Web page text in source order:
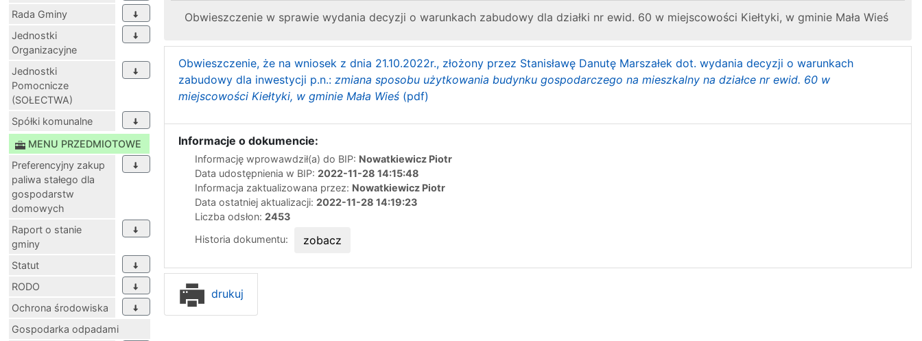
Rada Gminy
Jednostki
Organizacyjne
Jednostki
Pomocnicze
(SOŁECTWA)
Spółki komunalne
MENU PRZEDMIOTOWE
Preferencyjny zakup
paliwa stałego dla
gospodarstw
domowych
Raport o stanie
gminy
Statut
RODO
Ochrona środowiska
Gospodarka odpadami
Obwieszczenie w sprawie wydania decyzji o warunkach zabudowy dla działki nr ewid. 60 w miejscowości Kiełtyki, w gminie Mała Wieś
Obwieszczenie, że na wniosek z dnia 21.10.2022r., złożony przez Stanisławę Danutę Marszałek dot. wydania decyzji o warunkach
zabudowy dla inwestycji p.n.: zmiana sposobu użytkowania budynku gospodarczego na mieszkalny na działce nr ewid. 60 w
miejscowości Kiełtyki, w gminie Mała Wieś (pdf)
Informacje o dokumencie:
Informację wprowawdził(a) do BIP: Nowatkiewicz Piotr
Data udostępnienia w BIP: 2022-11-28 14:15:48
Informacja zaktualizowana przez: Nowatkiewicz Piotr
Data ostatniej aktualizacji: 2022-11-28 14:19:23
Liczba odsłon: 2453
Historia dokumentu:
zobacz
drukuj